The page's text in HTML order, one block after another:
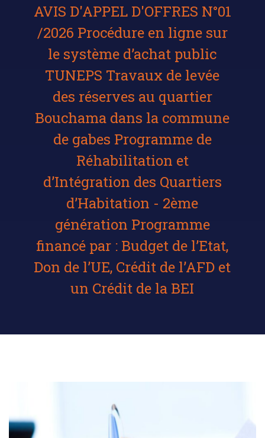
AVIS D'APPEL D'OFFRES N°01
/2026 Procédure en ligne sur
le système d’achat public
TUNEPS Travaux de levée
des réserves au quartier
Bouchama dans la commune
de gabes Programme de
Réhabilitation et
d’Intégration des Quartiers
d’Habitation - 2ème
génération Programme
financé par : Budget de l’Etat,
Don de l’UE, Crédit de l’AFD et
un Crédit de la BEI